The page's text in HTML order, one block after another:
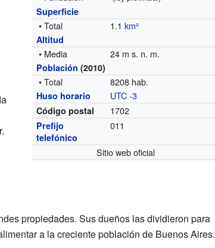
Superficie
• Total 1.1km²
Altitud
• Media 24 m s. n. m.
Población (2010)
• Total 8208 hab.
Huso horario UTC -3
Código postal 1702
Prefijo
telefónico
011
Sitio web oficial
propiedades. Sus dueños las dividieron para
a la creciente población de Buenos Aires.